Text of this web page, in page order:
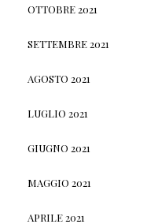
OTTOBRE 2021
SETTEMBRE 2021
AGOSTO 2021
LUGLIO 2021
GIUGNO 2021
MAGGIO 2021
APRILE 2021